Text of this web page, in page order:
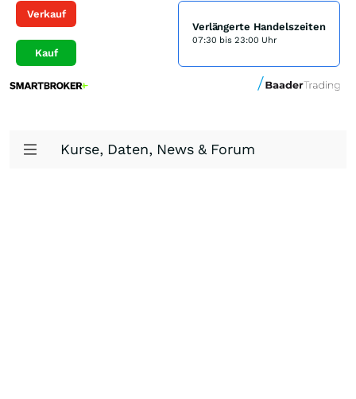
Verkauf
Kauf
Verlängerte Handelszeiten
07:30 bis 23:00 Uhr
Kurse, Daten, News & Forum